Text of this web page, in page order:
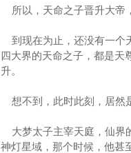
所以，天命之子晋升大帝
到现在为止，还没有一个
四大界的天命之子，都是天
升。
想不到，此时此刻，居然
大梦太子主宰天庭，仙界
神灯星域，那个时候，他甚